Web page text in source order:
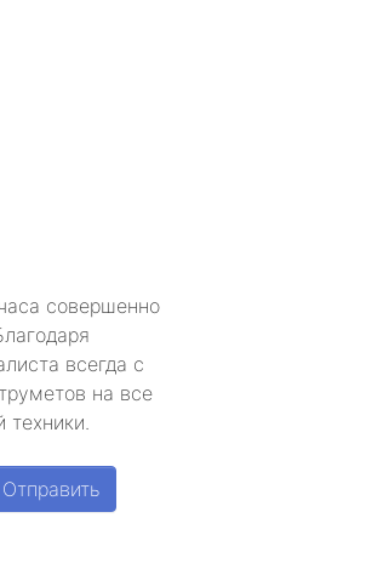
совершенно
всегда с
на все
техники.
Отправить